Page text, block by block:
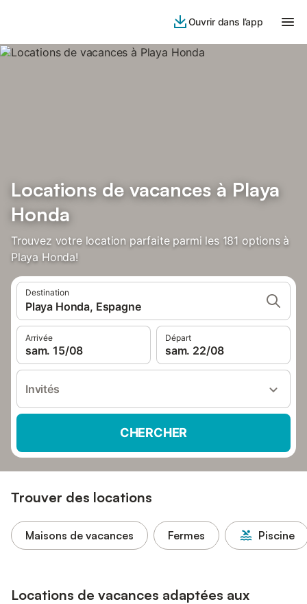
Ouvrir dans l’app
Locations de vacances à Playa
Honda
Trouvez votre location parfaite parmi les 181 options à
Playa Honda!
Destination
Playa Honda, Espagne
Arrivée
sam. 15/08
Départ
sam. 22/08
Invités
CHERCHER
Trouver des locations
Maisons de vacances Fermes Piscine
Locations de vacances adaptées aux